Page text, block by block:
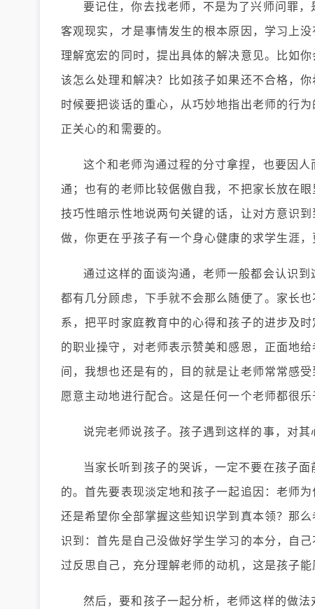
要记住，你去找老师，不是为了兴师问罪
客观现实，才是事情发生的根本原因，学习上
理解宽宏的同时，提出具体的解决意见。比如
该怎么处理和解决？比如孩子如果还不合格，
时候要把谈话的重心，从巧妙地指出老师的行
正关心的和需要的。
这个和老师沟通过程的分寸拿捏，也要因
通；也有的老师比较倨傲自我，不把家长放在
技巧性暗示性地说两句关键的话，让对方意识
做，你更在乎孩子有一个身心健康的求学生涯，
通过这样的面谈沟通，老师一般都会认识
都有几分顾虑，下手就不会那么随便了。家长
系，把平时家庭教育中的心得和孩子的进步及
的职业操守，对老师表示赞美和感恩，正面地
间，我想也还是有的，目的就是让老师常常感
愿意主动地进行配合。这是任何一个老师都很乐
说完老师说孩子。孩子遇到这样的事，对
当家长听到孩子的哭诉，一定不要在孩子
的。首先要表现淡定地和孩子一起追因：老师
还是希望你全部掌握这些知识学到真本领？那
识到：首先是自己没做好学生学习的本分，自
过反思自己，充分理解老师的动机，这是孩子
然后，要和孩子一起分析，老师这样的做